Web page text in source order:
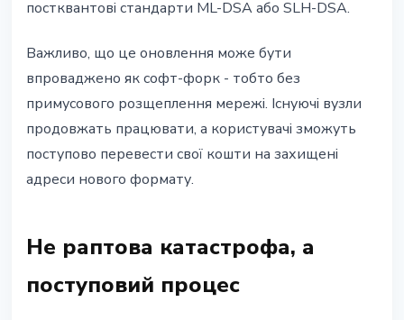
постквантові стандарти ML-DSA або SLH-DSA.
Важливо, що це оновлення може бути
впроваджено як софт-форк - тобто без
примусового розщеплення мережі. Існуючі вузли
продовжать працювати, а користувачі зможуть
поступово перевести свої кошти на захищені
адреси нового формату.
Не раптова катастрофа, а
поступовий процес